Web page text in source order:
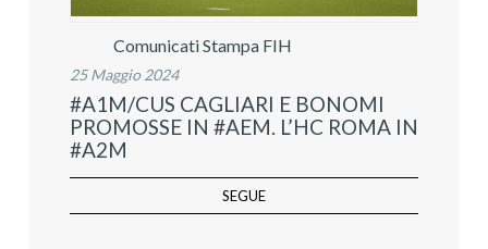
Comunicati Stampa FIH
25 Maggio 2024
#A1M/CUS CAGLIARI E BONOMI
PROMOSSE IN #AEM. L’HC ROMA IN
#A2M
SEGUE